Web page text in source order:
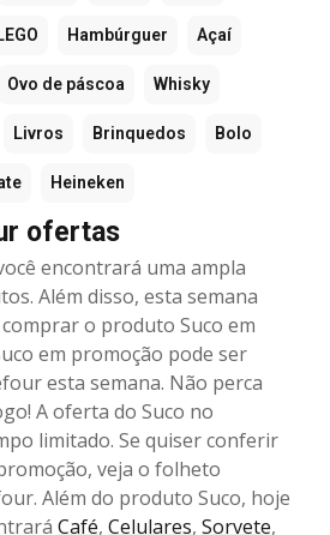
Hambúrguer Açaí
Ovo de páscoa Whisky
Livros Brinquedos Bolo
Heineken
ofertas
encontrará uma ampla
Além disso, esta semana
o produto Suco em
em promoção pode ser
esta semana. Não perca
A oferta do Suco no
limitado. Se quiser conferir
veja o folheto
Além do produto Suco, hoje
Café, Celulares, Sorvete,